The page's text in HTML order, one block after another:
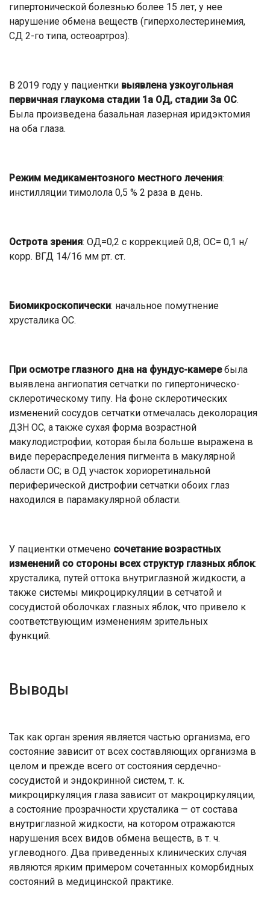
гипертонической болезнью более 15 лет, у нее
нарушение обмена веществ (гиперхолестеринемия,
СД 2-го типа, остеоартроз).
В 2019 году у пациентки выявлена узкоугольная
первичная глаукома стадии 1а ОД, стадии 3а ОС.
Была произведена базальная лазерная иридэктомия
на оба глаза.
Режим медикаментозного местного лечения:
инстилляции тимолола 0,5 % 2 раза в день.
Острота зрения: ОД=0,2 с коррекцией 0,8; ОС= 0,1 н/
корр. ВГД 14/16 мм рт. ст.
Биомикроскопически: начальное помутнение
хрусталика ОС.
При осмотре глазного дна на фундус-камеребыла
выявлена ангиопатия сетчатки по гипертоническо-
склеротическому типу. На фоне склеротических
изменений сосудов сетчатки отмечалась деколорация
ДЗН ОС, а также сухая форма возрастной
макулодистрофии, которая была больше выражена в
виде перераспределения пигмента в макулярной
области ОС; в ОД участок хориоретинальной
периферической дистрофии сетчатки обоих глаз
находился в парамакулярной области.
У пациентки отмечено сочетание возрастных
изменений со стороны всех структур глазных яблок:
хрусталика, путей оттока внутриглазной жидкости, а
также системы микроциркуляции в сетчатой и
сосудистой оболочках глазных яблок, что привело к
соответствующим изменениям зрительных
функций.
Выводы
Так как орган зрения является частью организма, его
состояние зависит от всех составляющих организма в
целом и прежде всего от состояния сердечно-
сосудистой и эндокринной систем, т. к.
микроциркуляция глаза зависит от макроциркуляции,
а состояние прозрачности хрусталика — от состава
внутриглазной жидкости, на котором отражаются
нарушения всех видов обмена веществ, в т. ч.
углеводного. Два приведенных клинических случая
являются ярким примером сочетанных коморбидных
состояний в медицинской практике.